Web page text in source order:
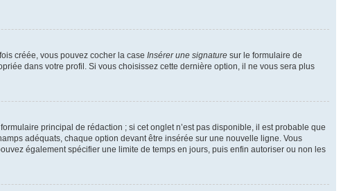
créée, vous pouvez cocher la case Insérer une signature sur le formulaire de
dans votre profil. Si vous choisissez cette dernière option, il ne vous sera plus
principal de rédaction ; si cet onglet n’est pas disponible, il est probable que
adéquats, chaque option devant être insérée sur une nouvelle ligne. Vous
également spécifier une limite de temps en jours, puis enfin autoriser ou non les